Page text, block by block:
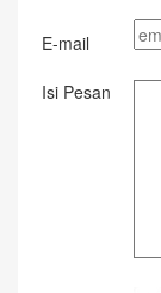
E-mail
Isi Pesan